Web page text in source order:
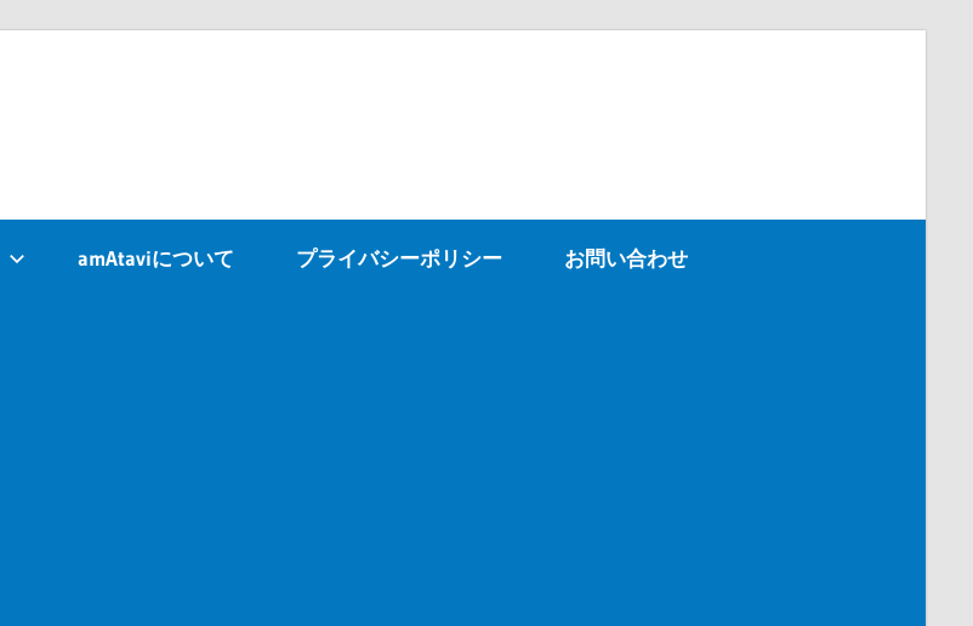
amAtaviについて プライバシーポリシー お問い合わせ